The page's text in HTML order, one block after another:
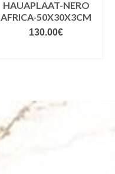
HAUAPLAAT-NERO
AFRICA-50X30X3CM
130.00€